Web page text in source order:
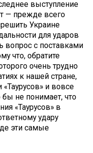
выступление
— прежде всего
Украине
для ударов
вопрос с поставками
что, обратите
очень трудно
к нашей стране,
«Таурусов» и вовсе
не понимает, что
«Таурусов» в
удару
эти самые